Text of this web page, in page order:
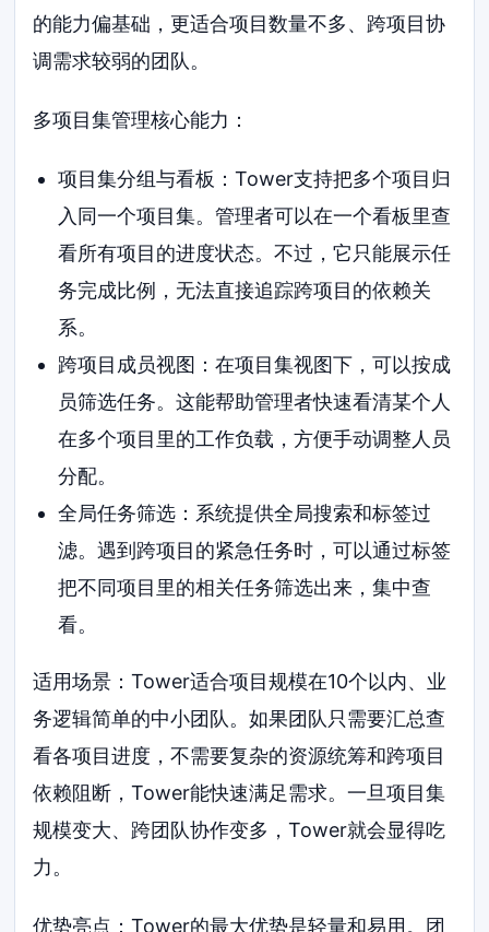
的能力偏基础，更适合项目数量不多、跨项目协
调需求较弱的团队。
多项目集管理核心能力：
项目集分组与看板：Tower支持把多个项目归
入同一个项目集。管理者可以在一个看板里查
看所有项目的进度状态。不过，它只能展示任
务完成比例，无法直接追踪跨项目的依赖关
系。
跨项目成员视图：在项目集视图下，可以按成
员筛选任务。这能帮助管理者快速看清某个人
在多个项目里的工作负载，方便手动调整人员
分配。
全局任务筛选：系统提供全局搜索和标签过
滤。遇到跨项目的紧急任务时，可以通过标签
把不同项目里的相关任务筛选出来，集中查
看。
适用场景：Tower适合项目规模在10个以内、业
务逻辑简单的中小团队。如果团队只需要汇总查
看各项目进度，不需要复杂的资源统筹和跨项目
依赖阻断，Tower能快速满足需求。一旦项目集
规模变大、跨团队协作变多，Tower就会显得吃
力。
优势亮点：Tower的最大优势是轻量和易用。团